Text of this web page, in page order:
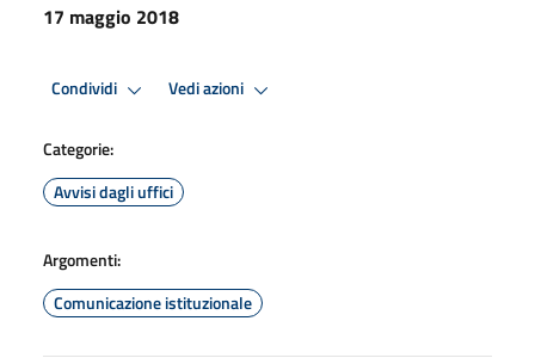
17 maggio 2018
Condividi Vedi azioni
Categorie:
Avvisi dagli uffici
Argomenti:
Comunicazione istituzionale